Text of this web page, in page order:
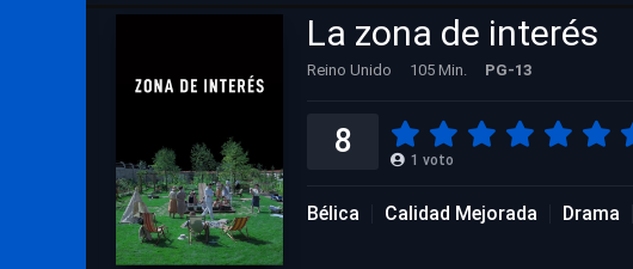
La zona de interés
Reino Unido 105 Min. PG-13
8 1 voto
Bélica Calidad Mejorada Drama